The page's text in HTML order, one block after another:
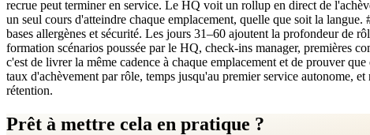
recrue peut terminer en service. Le HQ voit un rollup en direct de
un seul cours d'atteindre chaque emplacement, quelle que soit la
bases allergènes et sécurité. Les jours 31–60 ajoutent la profondeur de
formation scénarios poussée par le HQ, check-ins manager, premières
c'est de livrer la même cadence à chaque emplacement et de prouver
taux d'achèvement par rôle, temps jusqu'au premier service autonome,
rétention.
Prêt à mettre cela en pratique ?